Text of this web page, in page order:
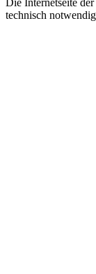
Die Internetseite
technisch